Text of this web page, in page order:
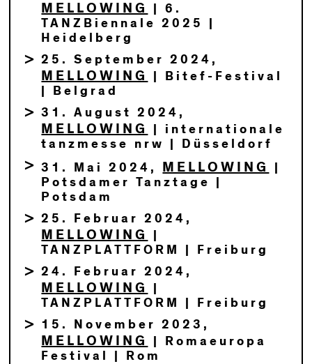
MELLOWING
| 6.
TANZBiennale 2025 |
Heidelberg
25. September 2024,
MELLOWING
| Bitef-Festival
| Belgrad
31. August 2024,
MELLOWING
| internationale
tanzmesse nrw | Düsseldorf
31. Mai 2024,
MELLOWING
Potsdamer Tanztage |
Potsdam
25. Februar 2024,
MELLOWING
TANZPLATTFORM | Freiburg
24. Februar 2024,
MELLOWING
TANZPLATTFORM | Freiburg
15. November 2023,
MELLOWING
| Romaeuropa
Festival | Rom